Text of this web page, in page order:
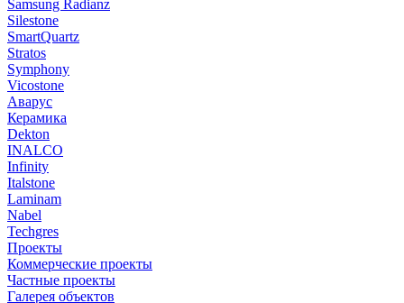
Samsung Radianz
Silestone
SmartQuartz
Stratos
Symphony
Vicostone
Аварус
Керамика
Dekton
INALCO
Infinity
Italstone
Laminam
Nabel
Techgres
Проекты
Коммерческие проекты
Частные проекты
Галерея объектов